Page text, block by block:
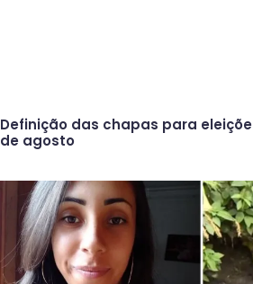
Definição das chapas para
de agosto